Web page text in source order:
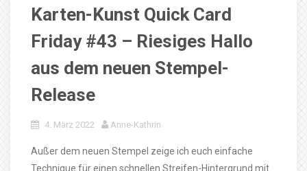
Karten-Kunst Quick Card
Friday #43 – Riesiges Hallo
aus dem neuen Stempel-
Release
4. März 2022 Anne-Kathrin
Außer dem neuen Stempel zeige ich euch einfache
Technique für einen schnellen Streifen-Hintergrund mit